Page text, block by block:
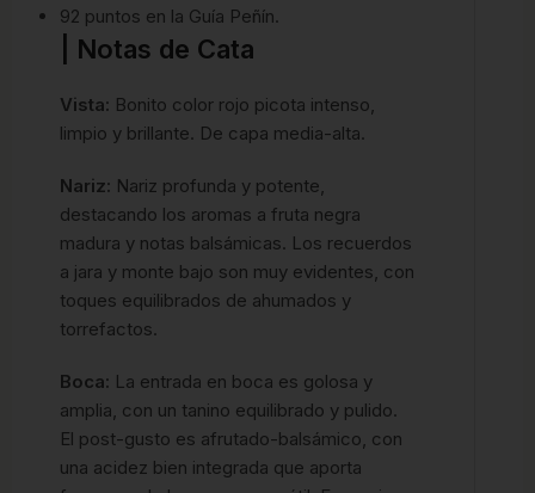
92 puntos en la Guía Peñín.
| Notas de Cata
Vista: Bonito color rojo picota intenso,
limpio y brillante. De capa media-alta.
Nariz: Nariz profunda y potente,
destacando los aromas a fruta negra
madura y notas balsámicas. Los recuerdos
a jara y monte bajo son muy evidentes, con
toques equilibrados de ahumados y
torrefactos.
Boca: La entrada en boca es golosa y
amplia, con un tanino equilibrado y pulido.
El post-gusto es afrutado-balsámico, con
una acidez bien integrada que aporta